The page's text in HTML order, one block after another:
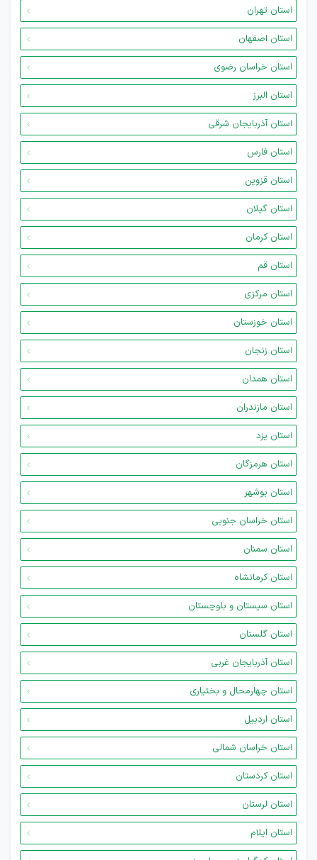
استان تهران
استان اصفهان
استان خراسان رضوی
استان البرز
استان آذربایجان شرقی
استان فارس
استان قزوین
استان گیلان
استان کرمان
استان قم
استان مرکزی
استان خوزستان
استان زنجان
استان همدان
استان مازندران
استان یزد
استان هرمزگان
استان بوشهر
استان خراسان جنوبی
استان سمنان
استان کرمانشاه
استان سیستان و بلوچستان
استان گلستان
استان آذربایجان غربی
استان چهارمحال و بختیاری
استان اردبیل
استان خراسان شمالی
استان کردستان
استان لرستان
استان ایلام